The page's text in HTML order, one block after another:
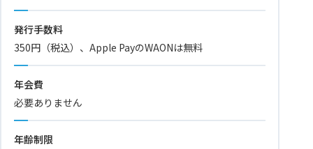
発行手数料
350円（税込）、Apple PayのWAONは無料
年会費
必要ありません
年齢制限